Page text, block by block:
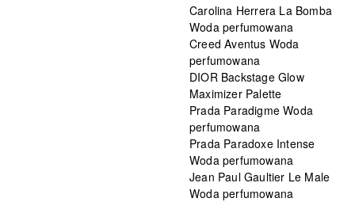
Carolina Herrera La Bomba
Woda perfumowana
Creed Aventus Woda
perfumowana
DIOR Backstage Glow
Maximizer Palette
Prada Paradigme Woda
perfumowana
Prada Paradoxe Intense
Woda perfumowana
Jean Paul Gaultier Le Male
Woda perfumowana